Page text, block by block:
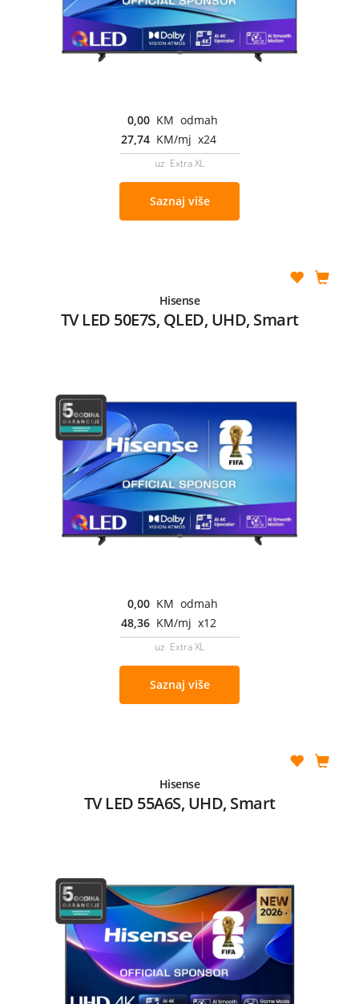
0,00 KM odmah
27,74 KM/mj x24
uz Extra XL
Saznaj više
Hisense
TV LED 50E7S, QLED, UHD, Smart
0,00 KM odmah
48,36 KM/mj x12
uz Extra XL
Saznaj više
Hisense
TV LED 55A6S, UHD, Smart